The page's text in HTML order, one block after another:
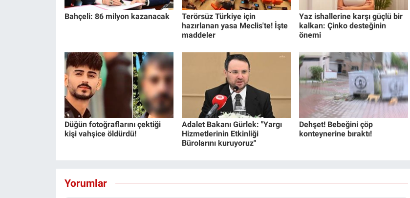
Bahçeli: 86 milyon kazanacak
Terörsüz Türkiye için
hazırlanan yasa Meclis'te! İşte
maddeler
Yaz ishallerine karşı güçlü bir
kalkan: Çinko desteğinin
önemi
Düğün fotoğraflarını çektiği
kişi vahşice öldürdü!
Adalet Bakanı Gürlek: "Yargı
Hizmetlerinin Etkinliği
Bürolarını kuruyoruz"
Dehşet! Bebeğini çöp
konteynerine bıraktı!
Yorumlar